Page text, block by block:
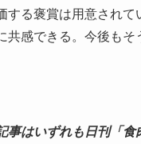
する褒賞は用意され
共感できる。今後も
はいずれも日刊「食